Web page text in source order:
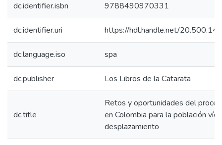
dc.identifier.isbn 9788490970331
dc.identifier.uri https://hdl.handle.net/
dc.language.iso spa
dc.publisher Los Libros de la Catarata
dc.title
Retos y oportunidades del
en Colombia para la población
desplazamiento